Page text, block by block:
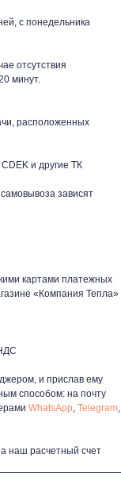
с понедельника
отсутствия
минут.
расположенных
и другие ТК
зависят
картами платежных
«Компания Тепла»
и прислав ему
способом: на почту
WhatsApp Telegram
наш расчетный счет